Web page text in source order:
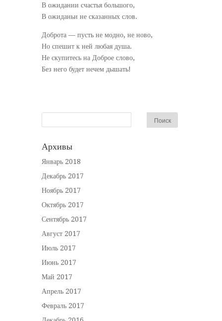
В ожидании счастья большого,
В ожиданьи не сказанных слов.
Доброта — пусть не модно, не ново,
Но спешит к ней любая душа.
Не скупитесь на Доброе слово,
Без него будет нечем дышать!
Архивы
Январь 2018
Декабрь 2017
Ноябрь 2017
Октябрь 2017
Сентябрь 2017
Август 2017
Июль 2017
Июнь 2017
Май 2017
Апрель 2017
Февраль 2017